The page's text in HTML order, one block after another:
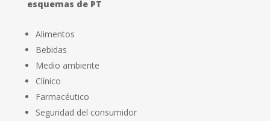
esquemas de PT
Alimentos
Bebidas
Medio ambiente
Clínico
Farmacéutico
Seguridad del consumidor